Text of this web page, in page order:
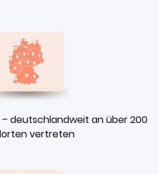
– deutschlandweit an über 200
vertreten